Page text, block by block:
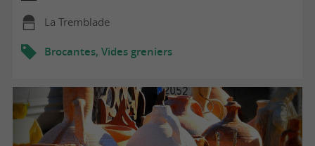
La Tremblade
Brocantes, Vides greniers